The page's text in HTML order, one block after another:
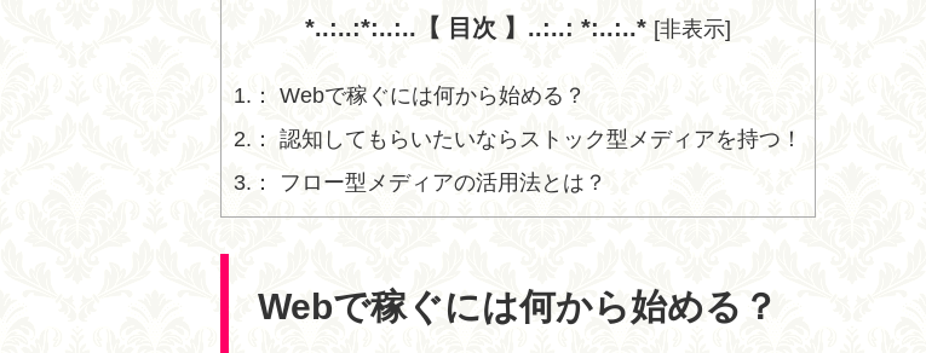
*..:..:*:..:..【 目次 】..:..: *:..:..* [非表示]
1.
Webで稼ぐには何から始める？
2.
認知してもらいたいならストック型メディアを持つ！
3.
フロー型メディアの活用法とは？
Webで稼ぐには何から始める？